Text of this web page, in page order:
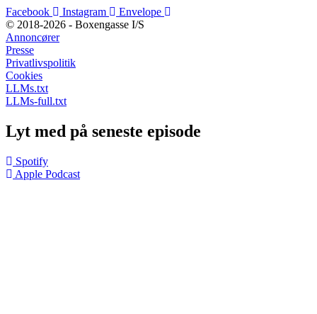
Facebook Instagram
Envelope
© 2018-2026 - Boxengasse I/S
Annoncører
Presse
Privatlivspolitik
Cookies
LLMs.txt
LLMs-full.txt
Lyt med på seneste episode
Spotify
Apple Podcast